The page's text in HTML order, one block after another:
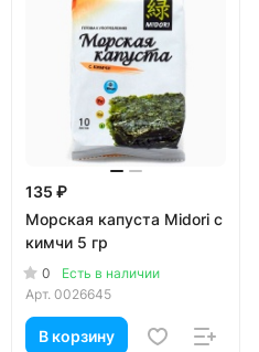
135 ₽
Морская капуста Midori с
кимчи 5 гр
0
Есть в наличии
Арт. 0026645
В корзину